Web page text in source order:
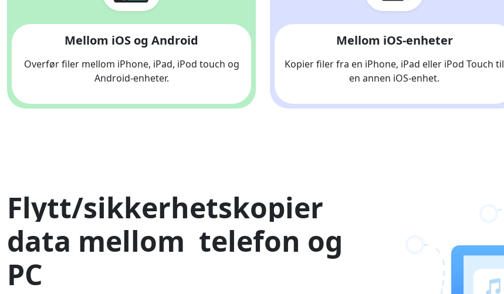
Mellom iOS og Android
Overfør filer mellom iPhone, iPad, iPod touch og
Android-enheter.
Mellom iOS-enheter
Kopier filer fra en iPhone, iPad eller iPod Touch til
en annen iOS-enhet.
Flytt/sikkerhetskopier
data mellom telefon og
PC
Language Switch
Nederlands Tiếng Việt
Deutsche